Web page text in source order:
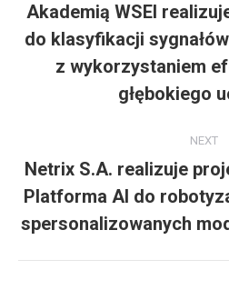
Akademią WSEI
do klasyfikacji
z wykorzystaniem
głębokiego
NEXT
Next
Netrix S.A. realizuje
Platforma AI do
spersonalizowanych